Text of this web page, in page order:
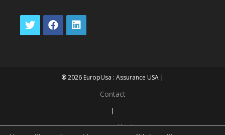
® 2026 EuropUsa : Assurance USA |
Contact
|
Mentions légales